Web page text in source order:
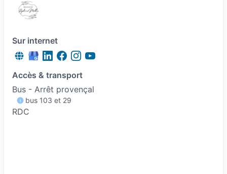
Sur internet
Accès & transport
Bus - Arrêt provençal
bus 103 et 29
RDC